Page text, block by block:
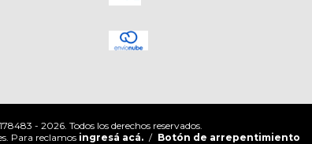
- 2026. Todos los derechos reservados.
Para reclamos ingresá acá. / Botón de arrepentimiento